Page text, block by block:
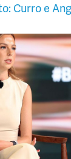
Curro e